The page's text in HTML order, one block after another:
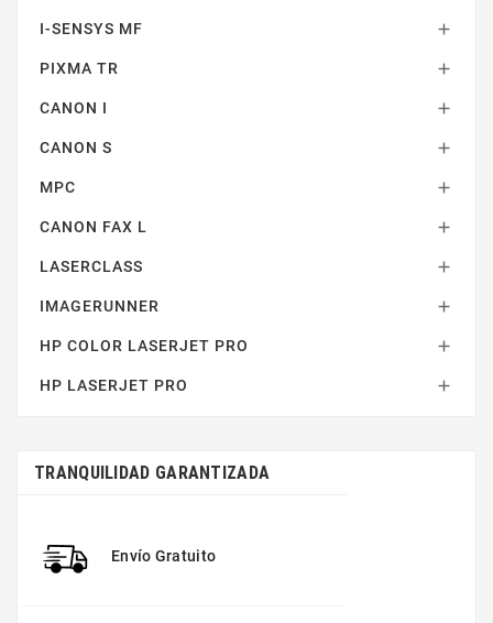
I-SENSYS MF 
PIXMA TR 
CANON I 
CANON S 
MPC 
CANON FAX L 
LASERCLASS 
IMAGERUNNER 
HP COLOR LASERJET PRO 
HP LASERJET PRO 
TRANQUILIDAD GARANTIZADA
Envío Gratuito